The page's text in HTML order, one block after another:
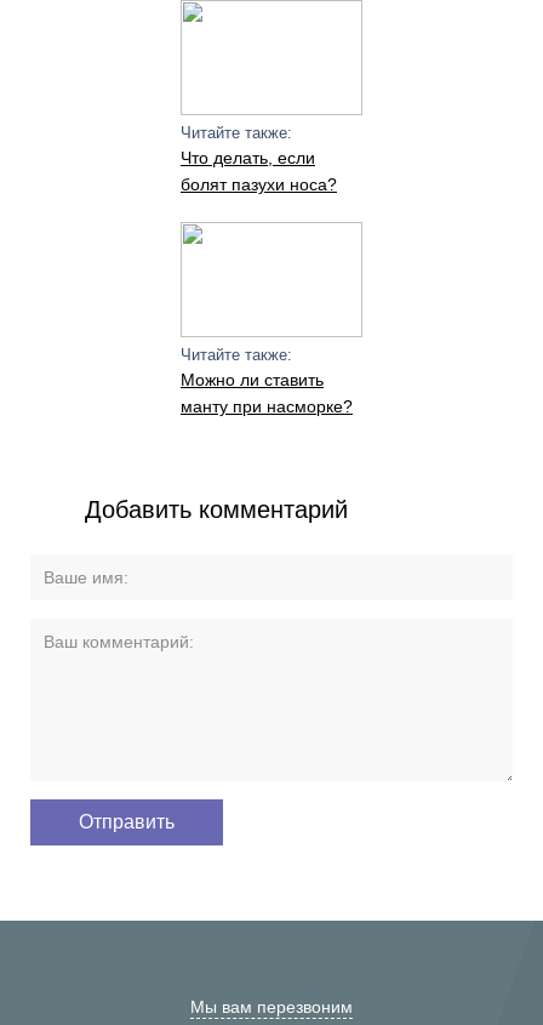
Читайте также:
Что делать, если
болят пазухи носа?
Читайте также:
Можно ли ставить
манту при насморке?
Добавить комментарий
Мы вам перезвоним